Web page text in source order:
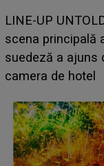
Ce a dezvăluit
luat prin
BĂIATUL VIZAT
faptului împlinit, A